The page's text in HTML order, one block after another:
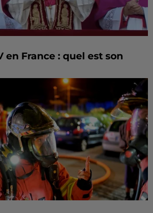
en France : quel est son